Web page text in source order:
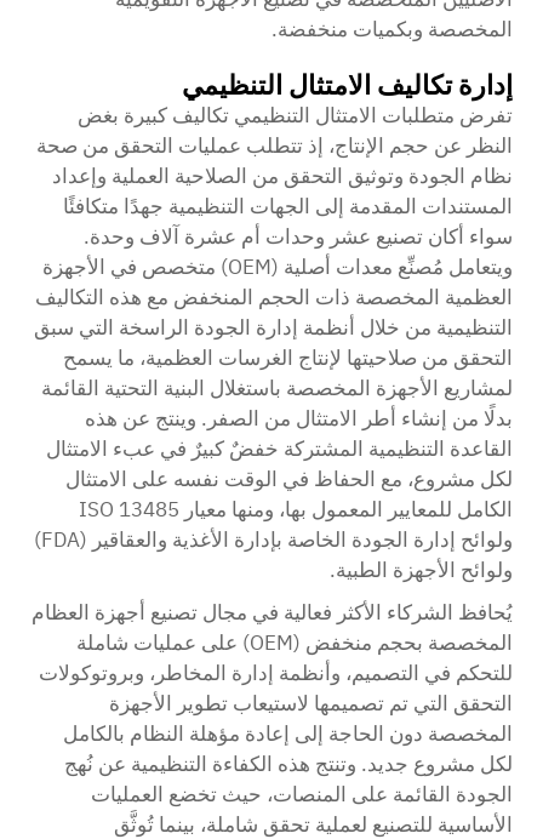
المخصصة وبكميات منخفضة.
إدارة تكاليف الامتثال التنظيمي
تفرض متطلبات الامتثال التنظيمي تكاليف كبيرة بغض
النظر عن حجم الإنتاج، إذ تتطلب عمليات التحقق من صحة
نظام الجودة وتوثيق التحقق من الصلاحية العملية وإعداد
المستندات المقدمة إلى الجهات التنظيمية جهدًا متكافئًا
سواء أكان تصنيع عشر وحدات أم عشرة آلاف وحدة.
ويتعامل مُصنِّع معدات أصلية (OEM) متخصص في الأجهزة
العظمية المخصصة ذات الحجم المنخفض مع هذه التكاليف
التنظيمية من خلال أنظمة إدارة الجودة الراسخة التي سبق
التحقق من صلاحيتها لإنتاج الغرسات العظمية، ما يسمح
لمشاريع الأجهزة المخصصة باستغلال البنية التحتية القائمة
بدلًا من إنشاء أطر الامتثال من الصفر. وينتج عن هذه
القاعدة التنظيمية المشتركة خفضٌ كبيرٌ في عبء الامتثال
لكل مشروع، مع الحفاظ في الوقت نفسه على الامتثال
الكامل للمعايير المعمول بها، ومنها معيار ISO 13485
ولوائح إدارة الجودة الخاصة بإدارة الأغذية والعقاقير (FDA)
ولوائح الأجهزة الطبية.
يُحافظ الشركاء الأكثر فعالية في مجال تصنيع أجهزة العظام
المخصصة بحجم منخفض (OEM) على عمليات شاملة
للتحكم في التصميم، وأنظمة إدارة المخاطر، وبروتوكولات
التحقق التي تم تصميمها لاستيعاب تطوير الأجهزة
المخصصة دون الحاجة إلى إعادة مؤهلة النظام بالكامل
لكل مشروع جديد. وتنتج هذه الكفاءة التنظيمية عن نُهج
الجودة القائمة على المنصات، حيث تخضع العمليات
الأساسية للتصنيع لعملية تحقق شاملة، بينما تُوثَّق